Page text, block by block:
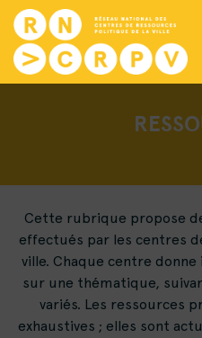
Cette rubrique propose
effectués par les centres
ville. Chaque centre
sur une thématique,
variés. Les ressources
exhaustives ; elles sont